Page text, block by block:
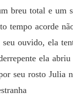
breu total e um
acorde
ouvido, ela
ela
seu rosto Julia